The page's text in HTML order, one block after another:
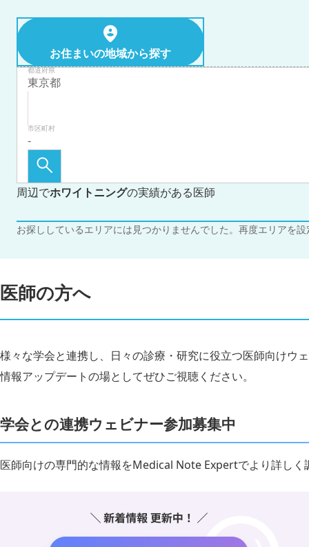
お住まいの地域から探す
都道府県
市区町村
周辺でホワイトニングの実績がある医師
お探ししているエリアには見つかりませんでした。再度エリアを
医師の方へ
様々な学会と連携し、日々の診療・研究に役立つ医師向けウ
情報アップデートの場としてぜひご視聴ください。
学会との連携ウェビナー参加募集中
医師向けの専門的な情報をMedical Note Expertでより詳しく